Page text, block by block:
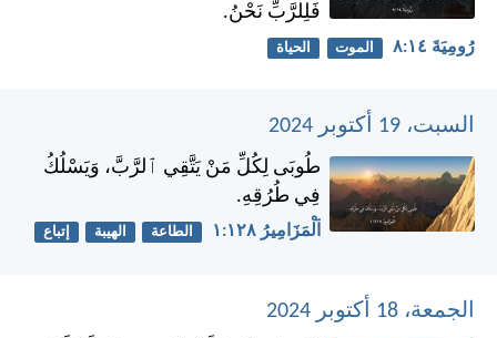
فَلِلرَّبِّ نَحْنُ.
رُومِيَةَ ١٤:‏٨ الموت الحياة
السبت، 19 أكتوبر 2024
طُوبَى لِكُلِّ مَنْ يَتَّقِي ٱلرَّبَّ، وَيَسْلُكُ
فِي طُرُقِهِ.
اَلْمَزَامِيرُ ١٢٨:‏١ الطاعة الهيبة إتباع
الجمعة، 18 أكتوبر 2024